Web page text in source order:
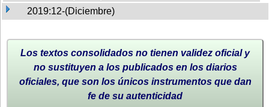
2019:12-(Diciembre)
Los textos consolidados no tienen validez oficial y
no sustituyen a los publicados en los diarios
oficiales, que son los únicos instrumentos que dan
fe de su autenticidad